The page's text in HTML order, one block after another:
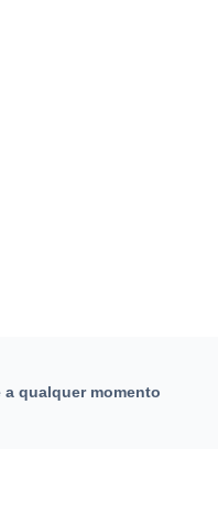
a qualquer momento